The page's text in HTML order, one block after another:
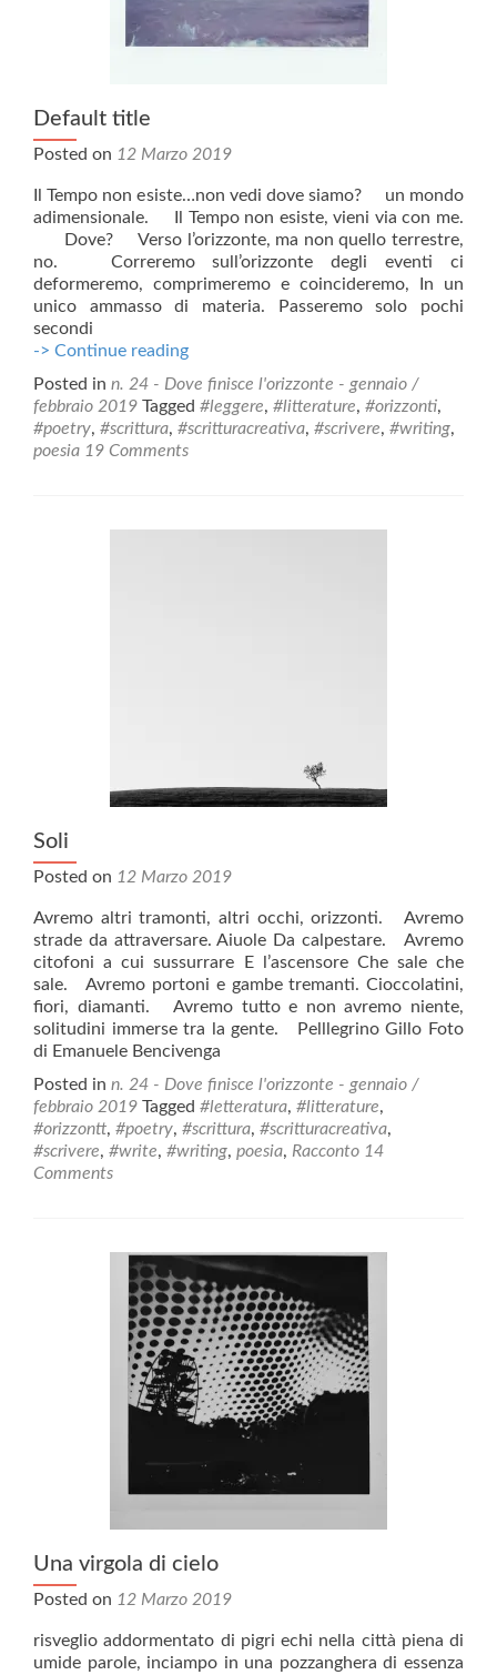
Default title
Posted on 12 Marzo 2019
Il Tempo non esiste…non vedi dove siamo? un mondo
adimensionale. Il Tempo non esiste, vieni via con me.
Dove? Verso l’orizzonte, ma non quello terrestre,
no. Correremo sull’orizzonte degli eventi ci
deformeremo, comprimeremo e coincideremo, In un
unico ammasso di materia. Passeremo solo pochi
secondi
-> Continue readingDefault
Posted in n. 24 - Dove finisce l'orizzonte - gennaio /
febbraio 2019 Tagged #leggere, #litterature, #orizzonti,
#poetry, #scrittura, #scritturacreativa, #scrivere, #writing,
poesia 19 Comments
Soli
Posted on 12 Marzo 2019
Avremo altri tramonti, altri occhi, orizzonti. Avremo
strade da attraversare. Aiuole Da calpestare. Avremo
citofoni a cui sussurrare E l’ascensore Che sale che
sale. Avremo portoni e gambe tremanti. Cioccolatini,
fiori, diamanti. Avremo tutto e non avremo niente,
solitudini immerse tra la gente. Pelllegrino Gillo Foto
di Emanuele Bencivenga
Posted in n. 24 - Dove finisce l'orizzonte - gennaio /
febbraio 2019 Tagged #letteratura, #litterature,
#orizzontt, #poetry, #scrittura, #scritturacreativa,
#scrivere, #write, #writing, poesia, Racconto 14
Comments
Una virgola di cielo
Posted on 12 Marzo 2019
risveglio addormentato di pigri echi nella città piena di
umide parole, inciampo in una pozzanghera di essenza